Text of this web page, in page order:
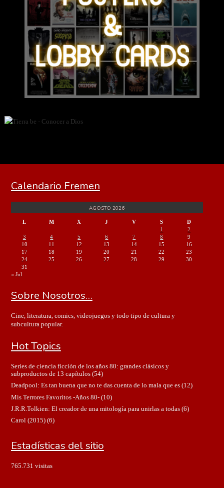
Calendario Fremen
AGOSTO 2026
L M X J V S
D
1
2
3
4 5 6 7 8
9
10
11 12 13 14 15
16
17
18 19 20 21 22
23
24
25 26 27 28 29
30
31
« Jul
Sobre Nosotros…
Cine, literatura, comics, videojuegos y todo tipo de cultura y
subcultura popular.
Hot Topics
Series de ciencia ficción de los años 80: grandes clásicos y
subproductos de 13 capítulos(54)
Deadpool: Es tan buena que no te das cuenta de lo mala que es(12)
Mis Terrores Favoritos -Años 80-(10)
J.R.R.Tolkien: El creador de una mitología para unirlas a todas(6)
Carol (2015)(6)
Estadísticas del sitio
765.731 visitas